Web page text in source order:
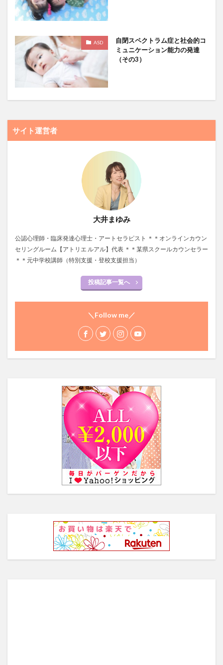
ASD
自閉スペクトラム症と社会的コ
ミュニケーション能力の発達
（その3）
サイト運営者
大井まゆみ
公認心理師・臨床発達心理士・アートセラピスト ＊＊オンラインカウン
セリングルーム【アトリエ ルアル】代表 ＊＊某県スクールカウンセラー
＊＊元中学校講師（特別支援・登校支援担当）
投稿記事一覧へ
＼Follow me／